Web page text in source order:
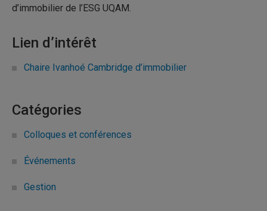
d’immobilier de l’ESG UQAM.
Lien d’intérêt
Chaire Ivanhoé Cambridge d’immobilier
Catégories
Colloques et conférences
Événements
Gestion